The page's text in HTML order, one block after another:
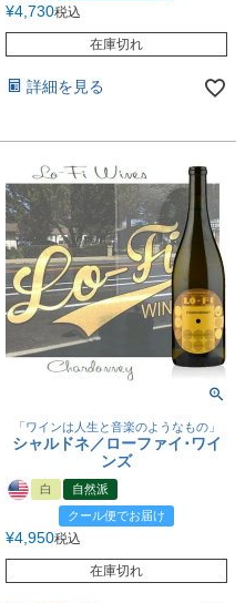
¥4,730税込
在庫切れ
詳細を見る
「ワインは人生と音楽のようなもの」
シャルドネ／ローファイ･ワイ
ンズ
白
自然派
クール便でお届け
¥4,950税込
在庫切れ